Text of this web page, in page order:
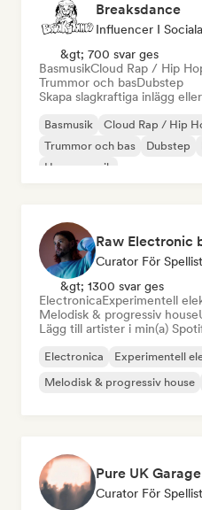
Breaksdance
Influencer I
&gt; 700 svar ges
BasmusikCloud Rap / Hip
Trummor och basDubstep
Skapa slagkraftiga inlägg
Basmusik Cloud Rap / Hip
Trummor och bas
Dubstep
House-musik
Raw Electronic
Curator För
&gt; 1300 svar ges
ElectronicaExperimentell
Melodisk & progressiv house
Lägg till artister i min(a)
Electronica
Experimentell
Melodisk & progressiv house
Pure UK
Curator För